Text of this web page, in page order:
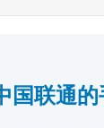
国联通的